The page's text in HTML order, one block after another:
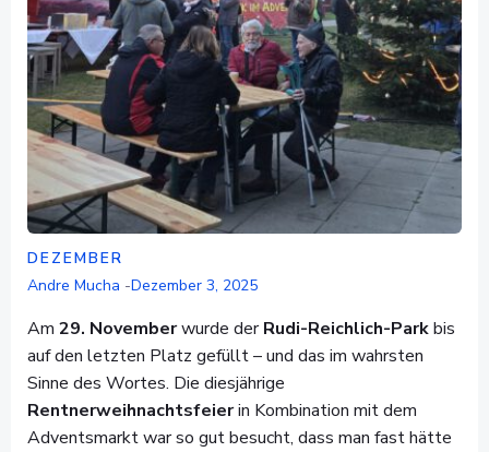
DEZEMBER
Andre Mucha -Dezember 3, 2025
Am 29. Novemberwurde derRudi-Reichlich-Parkbis
auf den letzten Platz gefüllt – und das im wahrsten
Sinne des Wortes. Die diesjährige
Rentnerweihnachtsfeierin Kombination mit dem
Adventsmarkt war so gut besucht, dass man fast hätte